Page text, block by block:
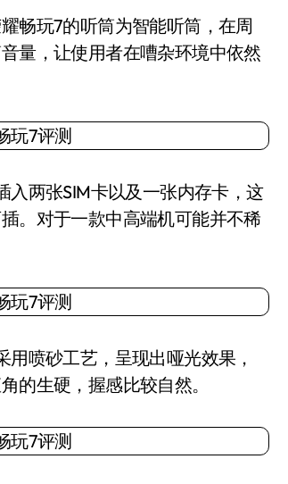
玩7的听筒为智能听筒，在周
量，让使用者在嘈杂环境中依然
两张SIM卡以及一张内存卡，这
。对于一款中高端机可能并不稀
喷砂工艺，呈现出哑光效果，
的生硬，握感比较自然。